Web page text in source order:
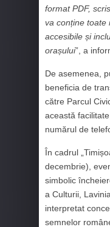
format PDF,
va conține toate
accesibile și
orașului”, a
De asemenea,
beneficia de
către Parcul
această
numărul de
În cadrul
decembrie),
simbolic
a Culturii,
interpretat
semnelor